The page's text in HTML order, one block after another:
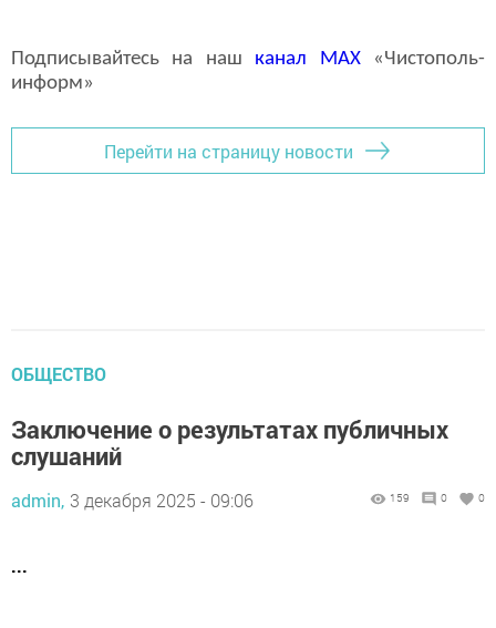
Подписывайтесь на наш канал MAX«Чистополь-
информ»
Перейти на страницу новости
ОБЩЕСТВО
Заключение о результатах публичных
слушаний
admin, 3 декабря 2025 - 09:06 159 0 0
...